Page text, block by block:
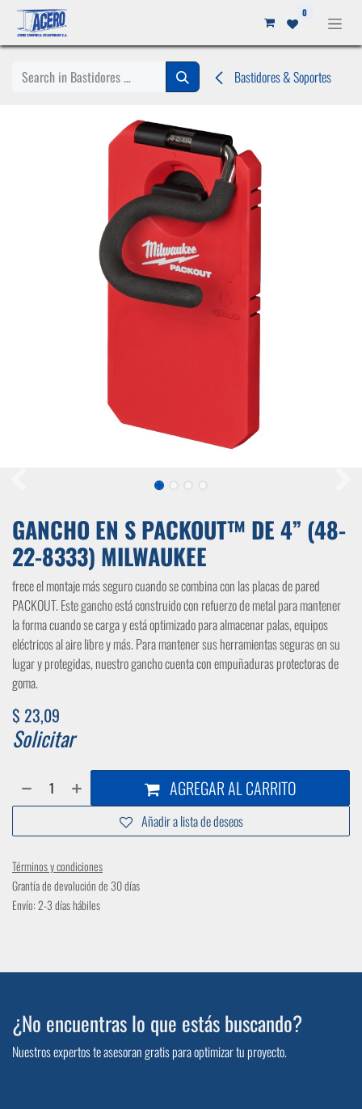
Ir al contenido 0
Bastidores & Soportes
GANCHO EN S PACKOUT™ DE 4” (48-
22-8333) MILWAUKEE
frece el montaje más seguro cuando se combina con las placas de pared
PACKOUT. Este gancho está construido con refuerzo de metal para mantener
la forma cuando se carga y está optimizado para almacenar palas, equipos
eléctricos al aire libre y más. Para mantener sus herramientas seguras en su
lugar y protegidas, nuestro gancho cuenta con empuñaduras protectoras de
goma.
$ 23,09
Solicitar
AGREGAR AL CARRITO
Añadir a lista de deseos
Términos y condiciones
Grantía de devolución de 30 días
Envío: 2-3 días hábiles
¿No encuentras lo que estás buscando?
Nuestros expertos te asesoran gratis para optimizar tu proyecto.